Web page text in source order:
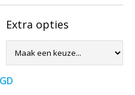
Extra opties